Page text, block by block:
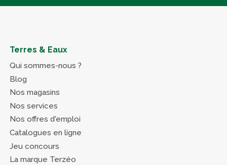
Terres & Eaux
Qui sommes-nous ?
Blog
Nos magasins
Nos services
Nos offres d'emploi
Catalogues en ligne
Jeu concours
La marque Terzéo